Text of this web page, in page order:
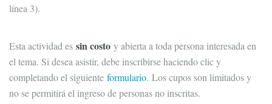
línea 3).
Esta actividad es sin costo y abierta a toda persona interesada en
el tema. Si desea asistir, debe inscribirse haciendo clic y
completando el siguiente formulario. Los cupos son limitados y
no se permitirá el ingreso de personas no inscritas.